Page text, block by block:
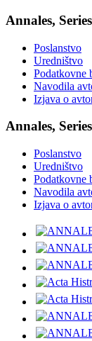
Annales,
Poslanstvo
Uredništvo
Podatkovne
Navodila
Izjava o
Annales,
Poslanstvo
Uredništvo
Podatkovne
Navodila
Izjava o